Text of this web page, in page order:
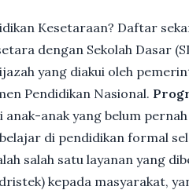
Kesetaraan? Daftar
dengan Sekolah Dasar
yang diakui oleh
Pendidikan Nasional.
anak yang belum
di pendidikan formal
salah satu layanan yang
kepada masyarakat,